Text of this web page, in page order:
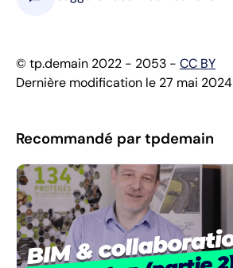
© tp.demain 2022 - 2053 - CC BY
Dernière modification le 27 mai 2024
Recommandé par tpdemain